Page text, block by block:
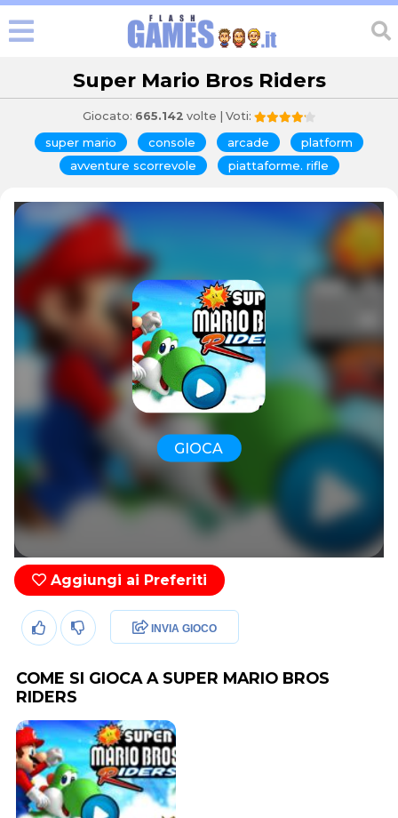
Super Mario Bros Riders
Giocato: 665.142 volte | Voti:
super mario console arcade
platform
avventure scorrevole
piattaforme. rifle
GIOCA
Aggiungi ai Preferiti
INVIA GIOCO
COME SI GIOCA A SUPER MARIO BROS
RIDERS